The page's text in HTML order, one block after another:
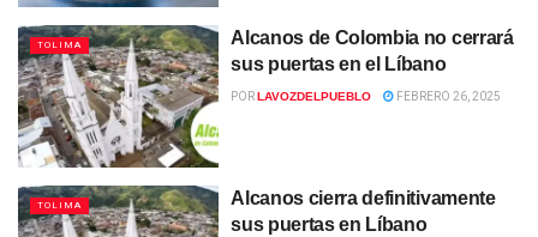
TOLIMA
Alcanos de Colombia no cerrará
sus puertas en el Líbano
PORLAVOZDELPUEBLO FEBRERO 26, 2025
TOLIMA
Alcanos cierra definitivamente
sus puertas en Líbano